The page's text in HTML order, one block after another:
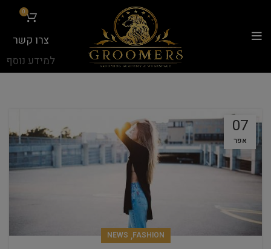
0
צרו קשר
למידע נוסף
07
אפר
FASHION
,
NEWS